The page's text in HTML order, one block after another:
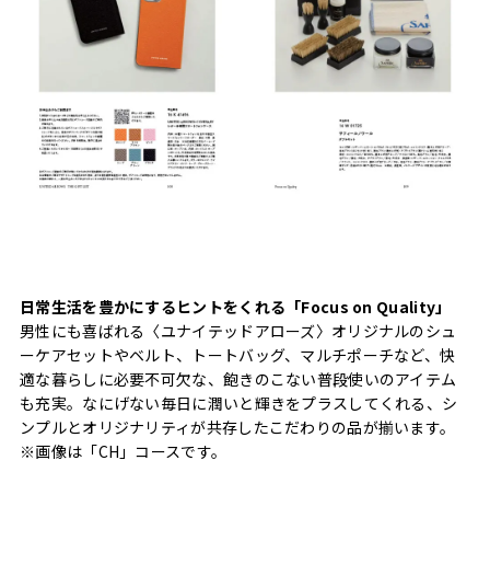
日常生活を豊かにするヒントをくれる「Focus on Quality」
男性にも喜ばれる〈ユナイテッドアローズ〉オリジナルのシュ
ーケアセットやベルト、トートバッグ、マルチポーチなど、快
適な暮らしに必要不可欠な、飽きのこない普段使いのアイテム
も充実。なにげない毎日に潤いと輝きをプラスしてくれる、シ
ンプルとオリジナリティが共存したこだわりの品が揃います。
※画像は「CH」コースです。